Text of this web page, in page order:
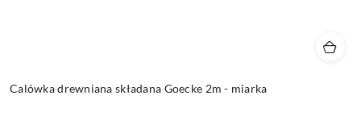
Calówka drewniana składana Goecke 2m - miarka